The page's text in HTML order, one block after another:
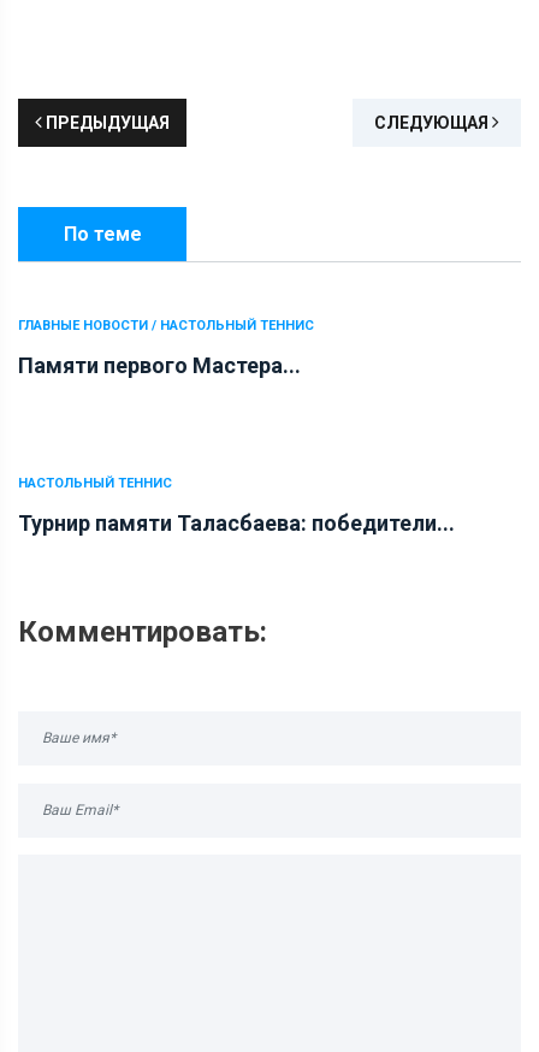
ПРЕДЫДУЩАЯ СЛЕДУЮЩАЯ
По теме
ГЛАВНЫЕ НОВОСТИ / НАСТОЛЬНЫЙ ТЕННИС
Памяти первого Мастера...
НАСТОЛЬНЫЙ ТЕННИС
Турнир памяти Таласбаева: победители...
Комментировать: